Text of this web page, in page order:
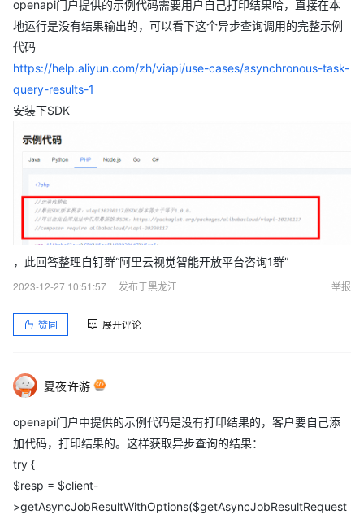
openapi门户提供的示例代码需要用户自己打印结果哈，直接在本
地运行是没有结果输出的，可以看下这个异步查询调用的完整示例
代码
https://help.aliyun.com/zh/viapi/use-cases/asynchronous-task-
query-results-1
安装下SDK
，此回答整理自钉群“阿里云视觉智能开放平台咨询1群”
2023-12-27 10:51:57
发布于黑龙江 举报
赞同 展开评论
夏夜许游
openapi门户中提供的示例代码是没有打印结果的，客户要自己添
加代码，打印结果的。这样获取异步查询的结果：
try {
$resp = $client-
>getAsyncJobResultWithOptions($getAsyncJobResultRequest